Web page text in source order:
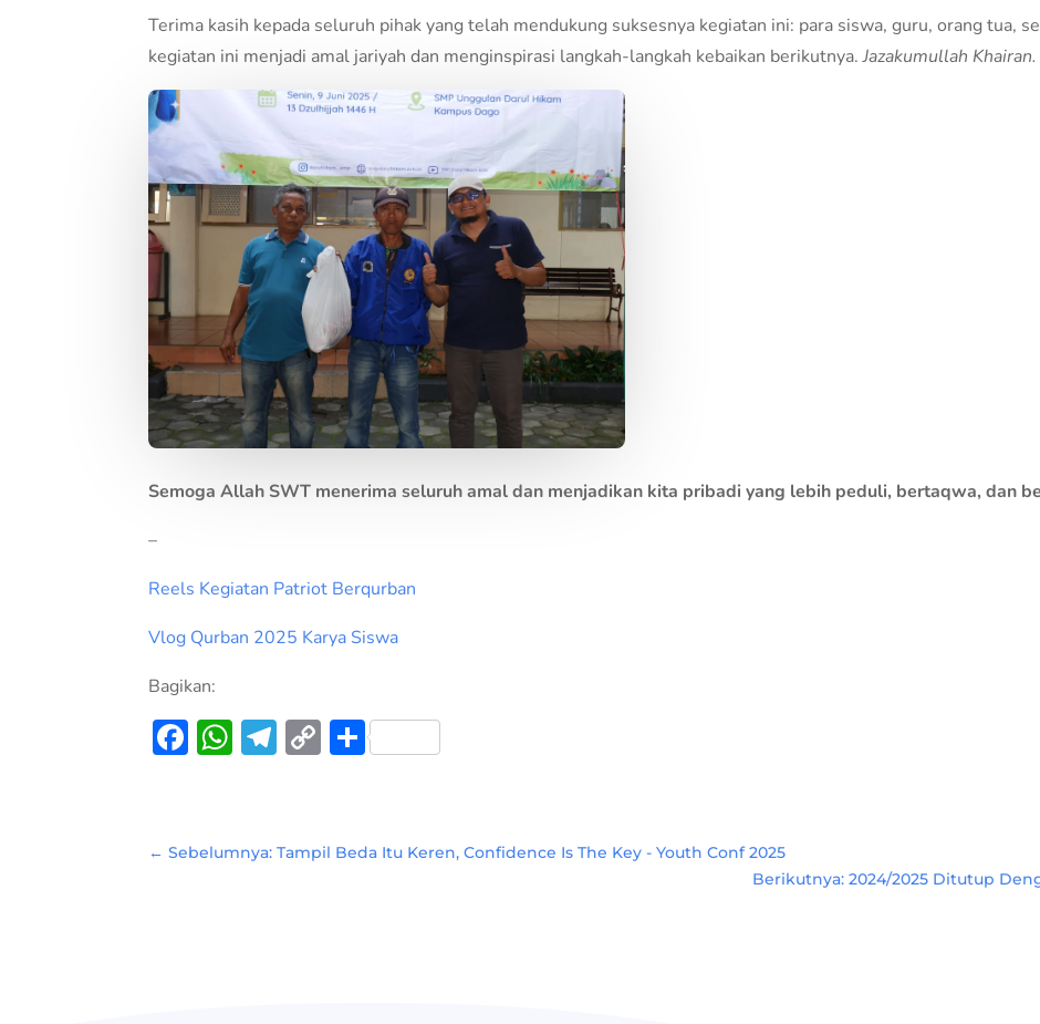
Terima kasih kepada seluruh pihak yang telah mendukung suksesnya kegiatan ini: para siswa, guru, orang tua,
kegiatan ini menjadi amal jariyah dan menginspirasi langkah-langkah kebaikan berikutnya.Jazakumullah Khairan.
Semoga Allah SWT menerima seluruh amal dan menjadikan kita pribadi yang lebih peduli, bertaqwa, dan
–
Reels Kegiatan Patriot Berqurban
Vlog Qurban 2025 Karya Siswa
Bagikan:
Facebook
WhatsApp
Telegram
CopyShare
←Sebelumnya: Tampil Beda Itu Keren, Confidence Is The Key - Youth Conf 2025
Berikutnya: 2024/2025 Ditutup